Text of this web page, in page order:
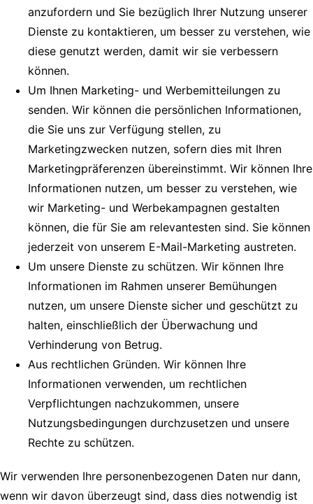
anzufordern und Sie bezüglich Ihrer Nutzung unserer
Dienste zu kontaktieren, um besser zu verstehen, wie
diese genutzt werden, damit wir sie verbessern
können.
Um Ihnen Marketing- und Werbemitteilungen zu
senden. Wir können die persönlichen Informationen,
die Sie uns zur Verfügung stellen, zu
Marketingzwecken nutzen, sofern dies mit Ihren
Marketingpräferenzen übereinstimmt. Wir können Ihre
Informationen nutzen, um besser zu verstehen, wie
wir Marketing- und Werbekampagnen gestalten
können, die für Sie am relevantesten sind. Sie können
jederzeit von unserem E-Mail-Marketing austreten.
Um unsere Dienste zu schützen. Wir können Ihre
Informationen im Rahmen unserer Bemühungen
nutzen, um unsere Dienste sicher und geschützt zu
halten, einschließlich der Überwachung und
Verhinderung von Betrug.
Aus rechtlichen Gründen. Wir können Ihre
Informationen verwenden, um rechtlichen
Verpflichtungen nachzukommen, unsere
Nutzungsbedingungen durchzusetzen und unsere
Rechte zu schützen.
Wir verwenden Ihre personenbezogenen Daten nur dann,
wenn wir davon überzeugt sind, dass dies notwendig ist